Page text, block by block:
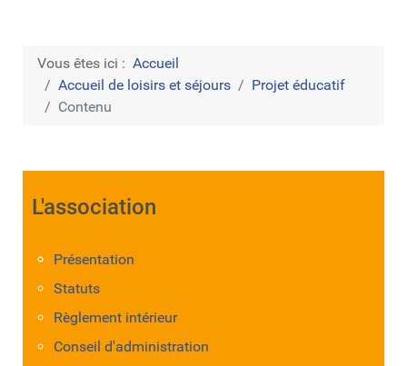
Vous êtes ici : Accueil
Accueil de loisirs et séjours
Projet éducatif
Contenu
L'association
Présentation
Statuts
Règlement intérieur
Conseil d'administration